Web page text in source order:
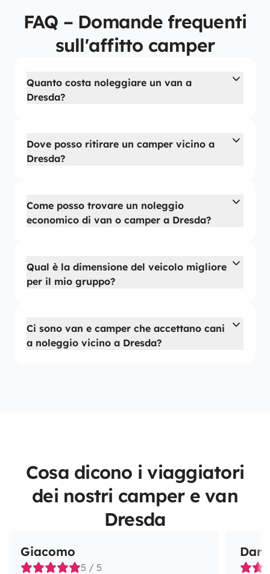
FAQ – Domande frequenti
sull'affitto camper
Quanto costa noleggiare un van a
Dresda?
Dove posso ritirare un camper vicino a
Dresda?
Come posso trovare un noleggio
economico di van o camper a Dresda?
Qual è la dimensione del veicolo migliore
per il mio gruppo?
Ci sono van e camper che accettano cani
a noleggio vicino a Dresda?
Cosa dicono i viaggiatori
dei nostri camper e van
Dresda
Giacomo
5 / 5